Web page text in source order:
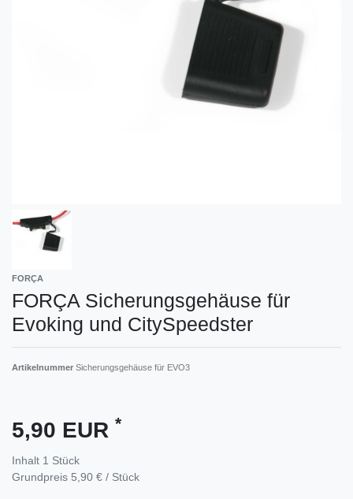
FORÇA
FORÇA Sicherungsgehäuse für
Evoking und CitySpeedster
Artikelnummer Sicherungsgehäuse für EVO3
5,90 EUR *
Inhalt 1 Stück
Grundpreis 5,90 € / Stück